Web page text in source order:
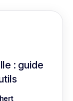
: guide